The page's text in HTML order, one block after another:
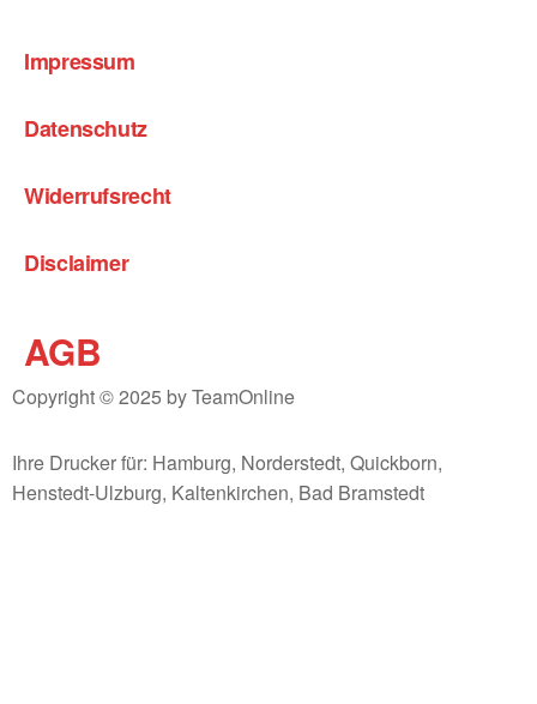
Impressum
Datenschutz
Widerrufsrecht
Disclaimer
AGB
Copyright © 2025 by TeamOnline
Ihre Drucker für: Hamburg, Norderstedt, Quickborn,
Henstedt-Ulzburg, Kaltenkirchen, Bad Bramstedt